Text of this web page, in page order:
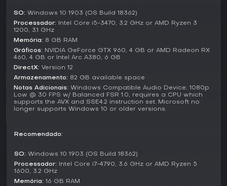
Vale a Pena Jogar?
Com Metascore de 89 e nota de usuários em 8.5, Like a
Dragon: Infinite Wealth recebeu elogios pela história
cativante, sistemas de turnos refinados e abundância de
atividades. Jogadores destacam a profundidade emocional
dos personagens e a escala do mundo, embora alguns
apontem que a duração pode gerar grind em tarefas
repetitivas.
Ideal para quem prefere RPGs ricos em história e combates
e side content expansivo te atraem, este título oferece valor
duradouro.
SO: Windows 10 1903 (OS Build 18362)
Processador: Intel Core i5-3470, 3.2 GHz or AMD Ryzen 3
1200, 3.1 GHz
Memória: 8 GB RAM
Gráficos: NVIDIA GeForce GTX 960, 4 GB or AMD Radeon RX
460, 4 GB or Intel Arc A380, 6 GB
DirectX: Version 12
Armazenamento: 82 GB available space
Notas Adicionais: Windows Compatible Audio Device; 1080p
Low @ 30 FPS w/ Balanced FSR 1.0, requires a CPU which
supports the AVX and SSE4.2 instruction set. Microsoft no
longer supports Windows 10 or older versions.
Recomendado:
SO: Windows 10 1903 (OS Build 18362)
Processador: Intel Core i7-4790, 3.6 GHz or AMD Ryzen 5
1600, 3.2 GHz
Memória: 16 GB RAM